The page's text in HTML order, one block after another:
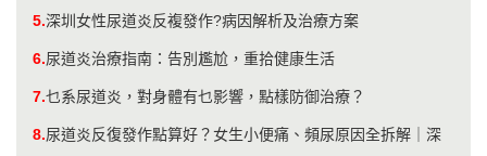
5.深圳女性尿道炎反複發作?病因解析及治療方案
6.尿道炎治療指南：告別尷尬，重拾健康生活
7.乜系尿道炎，對身體有乜影響，點樣防御治療？
8.尿道炎反復發作點算好？女生小便痛、頻尿原因全拆解｜深